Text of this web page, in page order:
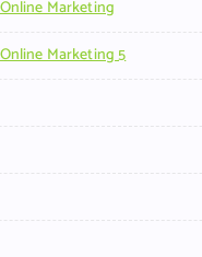
Marketing
Marketing 5